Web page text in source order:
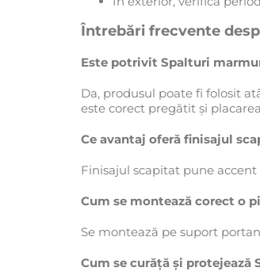
Întrebări frecvente
Este potrivit Spalturi
Da, produsul poate fi folosit
este corect pregătit și
Ce avantaj oferă finisajul
Finisajul scapitat pune
Cum se montează corect o
Se montează pe suport
Cum se curăță și protejează